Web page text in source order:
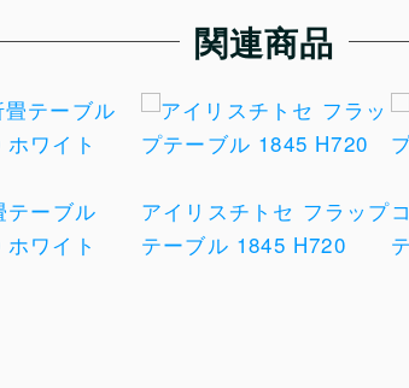
関連商品
テーブル
ワイト
アイリスチトセ フラップ
テーブル 1845 H720